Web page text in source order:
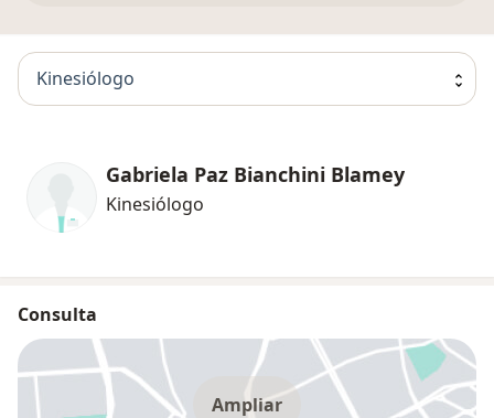
Kinesiólogo
Gabriela Paz Bianchini Blamey
Kinesiólogo
Consulta
Ampliar